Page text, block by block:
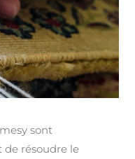
sont
résoudre le